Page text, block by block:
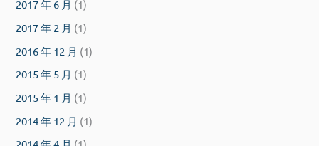
2017 年 6 月 (1)
2017 年 2 月 (1)
2016 年 12 月 (1)
2015 年 5 月 (1)
2015 年 1 月 (1)
2014 年 12 月 (1)